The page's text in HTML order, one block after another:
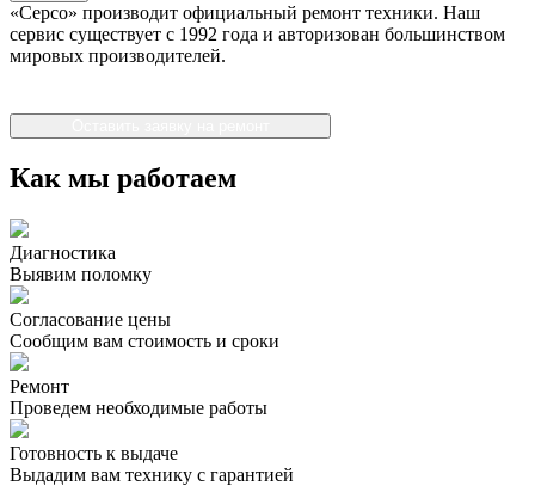
«Серсо» производит официальный ремонт техники. Наш
сервис существует с 1992 года и авторизован большинством
мировых производителей.
Как мы работаем
Диагностика
Выявим поломку
Согласование цены
Сообщим вам стоимость и сроки
Ремонт
Проведем необходимые работы
Готовность к выдаче
Выдадим вам технику с гарантией